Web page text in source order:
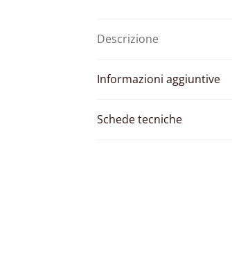
Descrizione
Informazioni aggiuntive
Schede tecniche